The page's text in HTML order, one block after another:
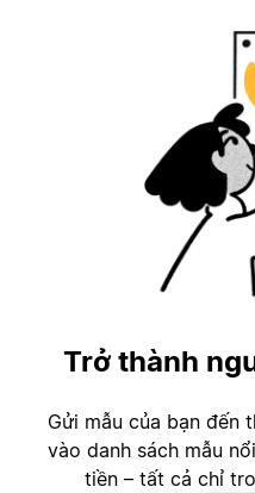
Trở thành
Gửi mẫu của bạn đến
vào danh sách mẫu
tiền – tất cả chỉ